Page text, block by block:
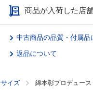
商品が入荷した店
中古商品の品質・付属品
返品について
イズ 綿本彰プロデュー